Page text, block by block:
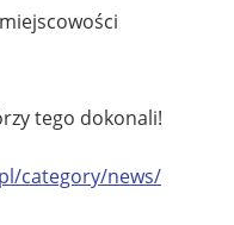
tego dokonali!
category/news/